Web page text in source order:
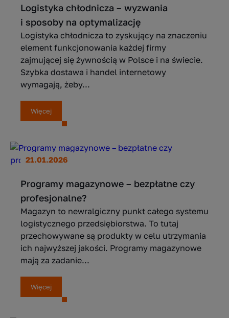
Logistyka chłodnicza – wyzwania
i sposoby na optymalizację
Logistyka chłodnicza to zyskujący na znaczeniu
element funkcjonowania każdej firmy
zajmującej się żywnością w Polsce i na świecie.
Szybka dostawa i handel internetowy
wymagają, żeby...
Więcej
21.01.2026
Programy magazynowe – bezpłatne czy
profesjonalne?
Magazyn to newralgiczny punkt całego systemu
logistycznego przedsiębiorstwa. To tutaj
przechowywane są produkty w celu utrzymania
ich najwyższej jakości. Programy magazynowe
mają za zadanie...
Więcej